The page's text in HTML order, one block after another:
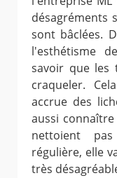
désagréments
sont bâclées.
l'esthétisme
savoir que les
craqueler.
accrue des
aussi
nettoient
régulière, elle
très